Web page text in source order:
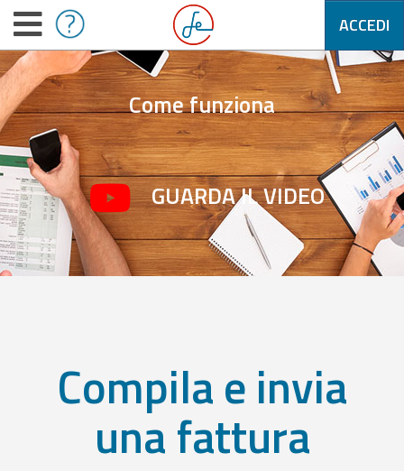
ACCEDI
Come funziona
GUARDA IL VIDEO
Compila e invia
una fattura